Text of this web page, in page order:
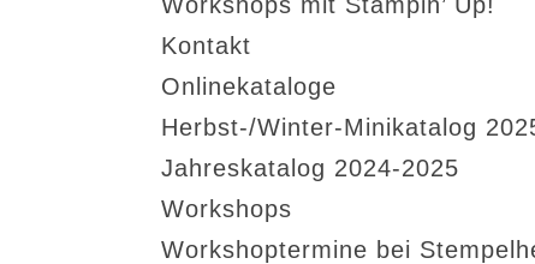
Kontakt
Onlinekataloge
Herbst-/Winter-Minikatalog
Jahreskatalog 2024-2025
Workshops
Workshoptermine bei